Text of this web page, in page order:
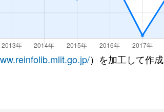
）を加工して作成